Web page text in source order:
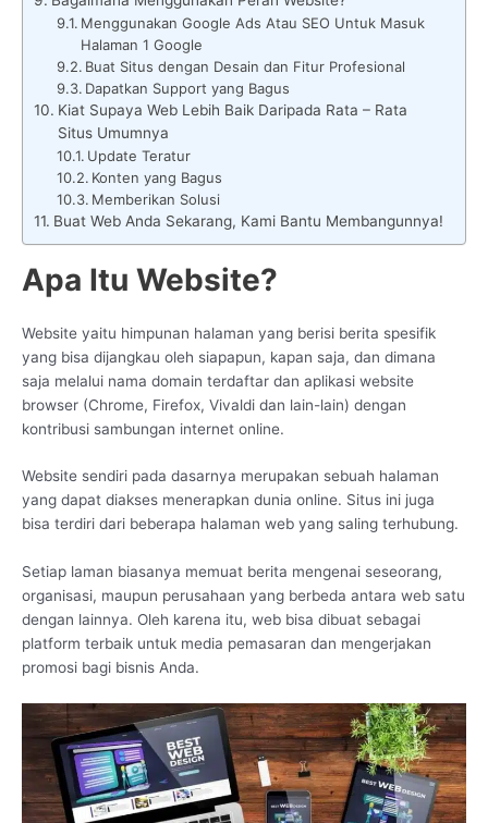
Menggunakan Google Ads Atau SEO Untuk Masuk
Halaman 1 Google
Buat Situs dengan Desain dan Fitur Profesional
Dapatkan Support yang Bagus
Kiat Supaya Web Lebih Baik Daripada Rata – Rata
Situs Umumnya
Update Teratur
Konten yang Bagus
Memberikan Solusi
Buat Web Anda Sekarang, Kami Bantu Membangunnya!
Apa Itu Website?
Website yaitu himpunan halaman yang berisi berita spesifik
yang bisa dijangkau oleh siapapun, kapan saja, dan dimana
saja melalui nama domain terdaftar dan aplikasi website
browser (Chrome, Firefox, Vivaldi dan lain-lain) dengan
kontribusi sambungan internet online.
Website sendiri pada dasarnya merupakan sebuah halaman
yang dapat diakses menerapkan dunia online. Situs ini juga
bisa terdiri dari beberapa halaman web yang saling terhubung.
Setiap laman biasanya memuat berita mengenai seseorang,
organisasi, maupun perusahaan yang berbeda antara web satu
dengan lainnya. Oleh karena itu, web bisa dibuat sebagai
platform terbaik untuk media pemasaran dan mengerjakan
promosi bagi bisnis Anda.